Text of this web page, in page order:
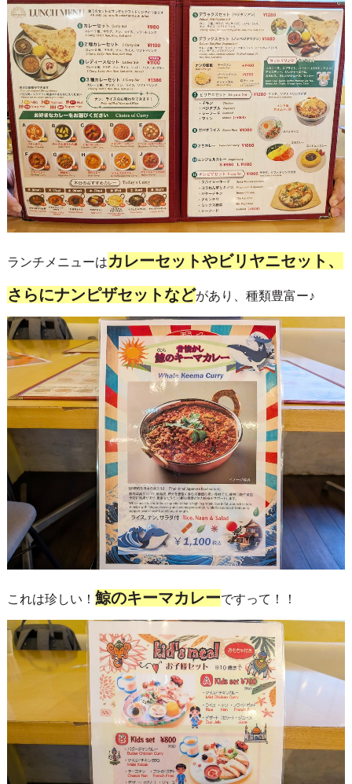
ランチメニューはカレーセットやビリヤニセット、
さらにナンピザセットなどがあり、種類豊富ー♪
これは珍しい！ 鯨のキーマカレーですって！！